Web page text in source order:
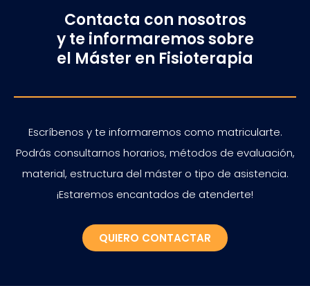
Contacta con nosotros
y te informaremos sobre
el Máster en Fisioterapia
Escríbenos y te informaremos como matricularte.
Podrás consultarnos horarios, métodos de evaluación,
material, estructura del máster o tipo de asistencia.
¡Estaremos encantados de atenderte!
QUIERO CONTACTAR